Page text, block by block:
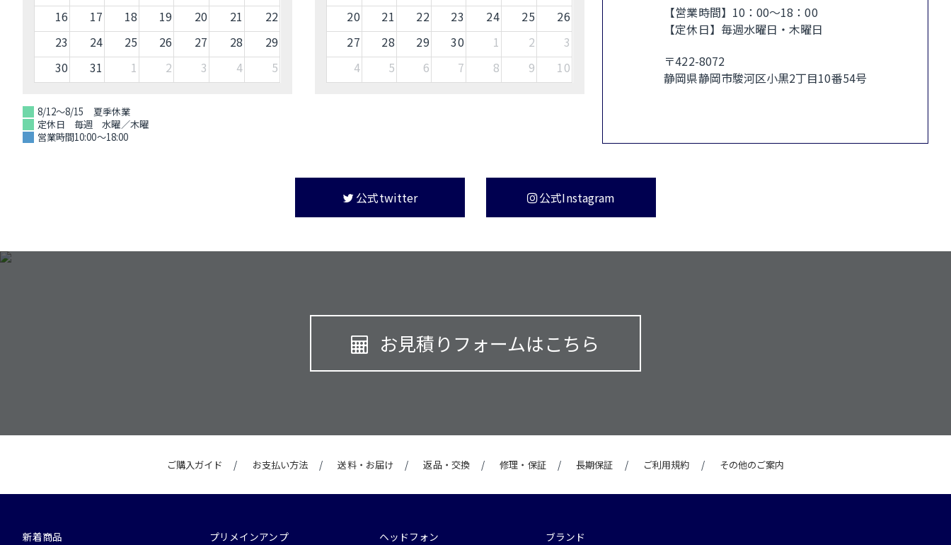
16
17 18 19 20 21
22
23
24 25 26 27 28
29
30
31 1 2 3 4 5
20
21 22 23 24 25
26
27
28 29 30 1 2
3
4
5 6 7 8 9 10
8/12～8/15 夏季休業
定休日 毎週 水曜／木曜
営業時間10:00～18:00
【営業時間】10：00〜18：00
【定休日】毎週水曜日・木曜日
〒422-8072
静岡県静岡市駿河区小黒2丁目10番54号
公式twitter 公式Instagram
お見積りフォームはこちら
ご購入ガイド お支払い方法 送料・お届け 返品・交換 修理・保証 長期保証 ご利用規約 その他のご案内
新着商品 プリメインアンプ ヘッドフォン ブランド